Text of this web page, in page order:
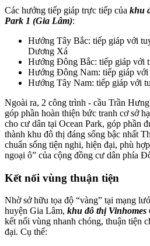
Các hướng tiếp giáp trực tiếp của khu
Park 1 (Gia Lâm):
Hướng Tây Bắc: tiếp giáp với
Dương Xá
Hướng Đông Bắc: tiếp giáp với
Hướng Đông Nam: tiếp giáp
Hướng Tây Nam: tiếp giáp với
Ngoài ra, 2 công trình - cầu Trần
góp phần hoàn thiện bức tranh cơ sở
cho cư dân tại Ocean Park, góp phần
thành khu đô thị đáng sống bậc nhất
chuẩn sống tiện nghi, hiện đại, phù
ngoại ô” của cộng đồng cư dân phía
Kết nối vùng thuận tiện
Nhờ sở hữu tọa độ “vàng” tại mạng
huyện Gia Lâm, khu đô thị Vinhomes
kết nối vùng nhanh chóng, thuận tiện
đại. Cụ thể: